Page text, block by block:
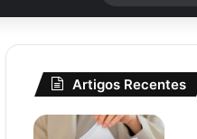
Artigos Recentes